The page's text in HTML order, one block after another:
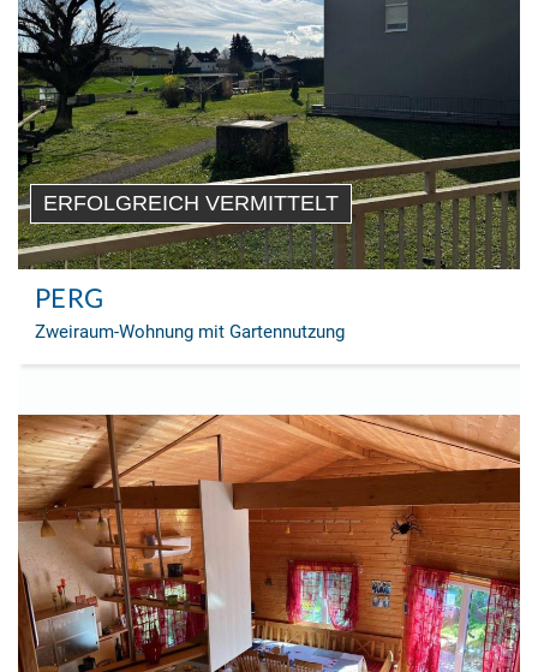
ERFOLGREICH VERMITTELT
PERG
Zweiraum-Wohnung mit Gartennutzung